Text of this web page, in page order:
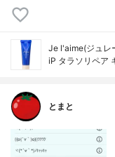
Je l'aime(ジュレ
iP タラソリペア
とまと